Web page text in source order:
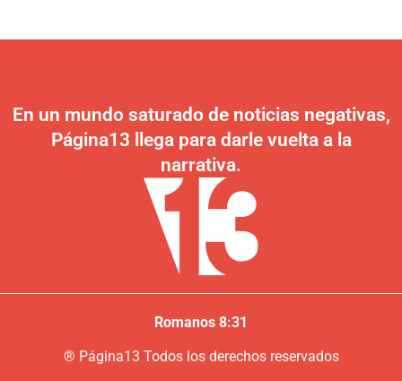
En un mundo saturado de noticias negativas,
Página13 llega para darle vuelta a la
narrativa.
Romanos 8:31
® Página13 Todos los derechos reservados